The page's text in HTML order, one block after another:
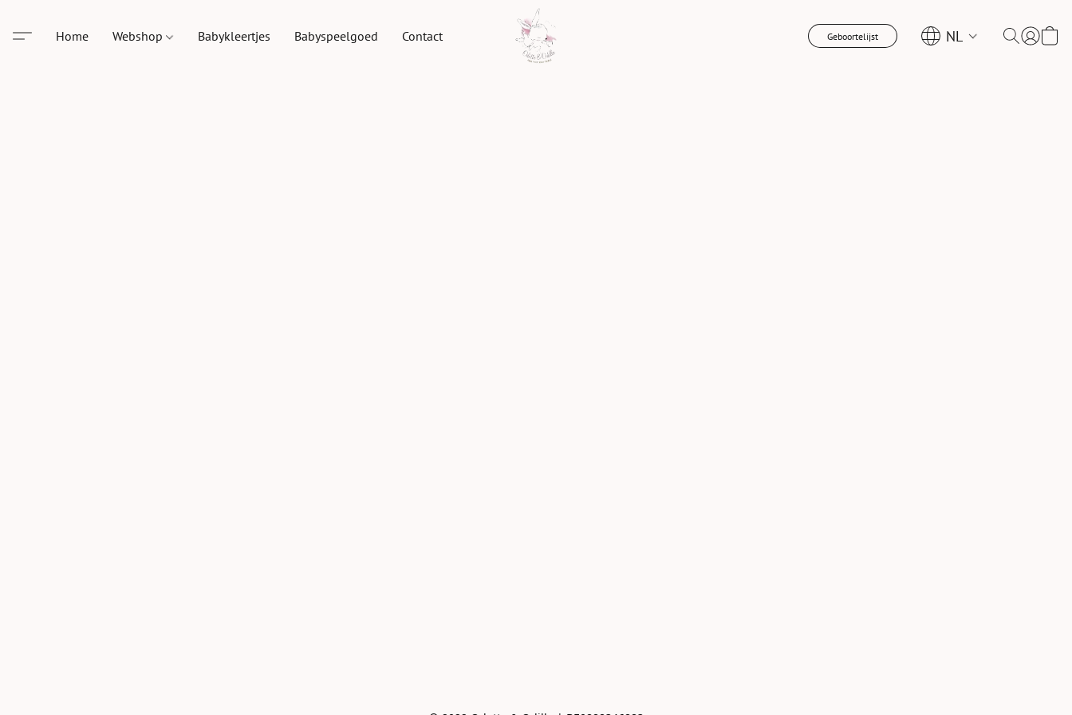
Home Webshop Babykleertjes Babyspeelgoed Contact Geboortelijst NL